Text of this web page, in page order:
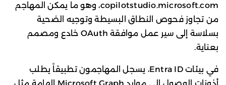
copilotstudio.microsoft.com، وهو ما يمكن المهاجم
من تجاوز فحوص النطاق البسيطة وتوجيه الضحية
بسلاسة إلى سير عمل موافقة OAuth خادع ومصمم
بعناية.
في بيئات Entra ID، يسجل المهاجمون تطبيقاً يطلب